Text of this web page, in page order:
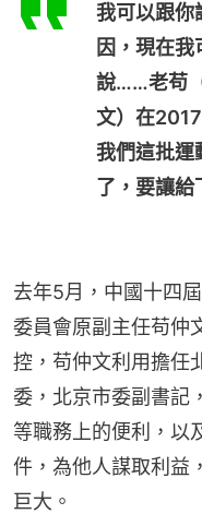
我可以跟你
因，現在
說……老苟
文）在
我們這批運
了，要讓給
去年5月，中國十四
委員會原副主任苟仲
控，苟仲文利用擔任
委，北京市委副書記
等職務上的便利，以
件，為他人謀取利益
巨大。